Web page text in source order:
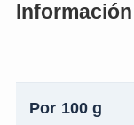
Por 100 g